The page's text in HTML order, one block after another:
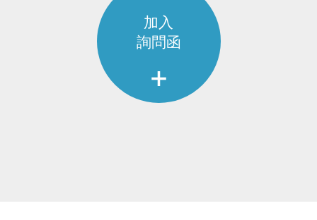
加入
詢問函